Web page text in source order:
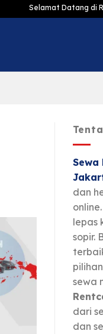
Datang di Rent Car
Sewa
dan
lepas
sopir.
sewa
dari
dan